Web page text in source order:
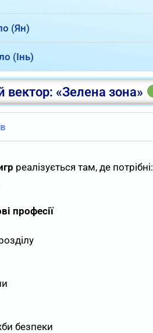
(Ян)
(Інь)
вектор: «Зелена зона»
реалізується там, де потрібні:
професії
безпеки